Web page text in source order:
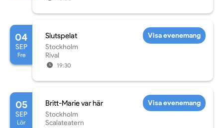
04
SEP
Fre
Slutspelat
Stockholm
Rival
19:30
Visa evenemang
05
SEP
Lör
Britt-Marie var här
Stockholm
Scalateatern
Visa evenemang